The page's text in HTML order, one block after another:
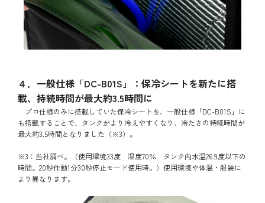
４．一般仕様「DC-B01S」：保冷シートを新たに搭
載、持続時間が最大約3.5時間に
プロ仕様のみに搭載していた保冷シートを、一般仕様「DC-B01S」に
も搭載することで、タンクがより冷えやすくなり、冷たさの持続時間が
最大約3.5時間となりました（※3）。
※3：当社調べ。（使用環境33度 湿度70％ タンク内水温26.9度以下の
時間。20秒作動1分30秒停止モード使用時。）使用環境や体温・服装に
より異なります。